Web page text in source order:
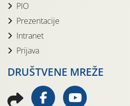
PIO
Prezentacije
Intranet
Prijava
DRUŠTVENE MREŽE